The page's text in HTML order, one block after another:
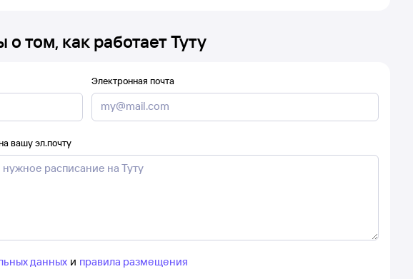
том, как работает Туту
Электронная почта
вашу эл.почту
данных и правила размещения